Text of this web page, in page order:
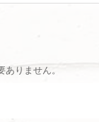
りません。